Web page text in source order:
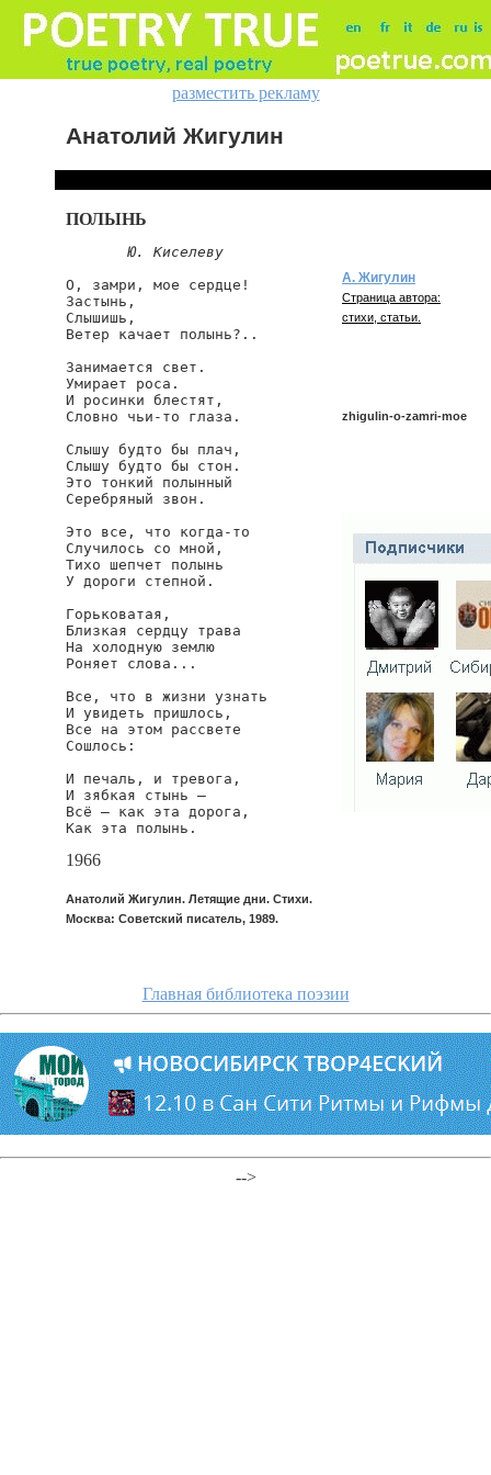
разместить рекламу
Анатолий Жигулин
ПОЛЫНЬ
Ю. Киселеву
О, замри, мое сердце!
Застынь,
Слышишь,
Ветер качает полынь?..
Занимается свет.
Умирает роса.
И росинки блестят,
Словно чьи-то глаза.
Слышу будто бы плач,
Слышу будто бы стон.
Это тонкий полынный
Серебряный звон.
Это все, что когда-то
Случилось со мной,
Тихо шепчет полынь
У дороги степной.
Горьковатая,
Близкая сердцу трава
На холодную землю
Роняет слова...
Все, что в жизни узнать
И увидеть пришлось,
Все на этом рассвете
Сошлось:
И печаль, и тревога,
И зябкая стынь —
Всё — как эта дорога,
Как эта полынь.
1966
Анатолий Жигулин. Летящие дни. Стихи.
Москва: Советский писатель, 1989.
А. Жигулин
Страница автора:
стихи, статьи.
zhigulin-o-zamri-moe
Главная библиотека поэзии
-->